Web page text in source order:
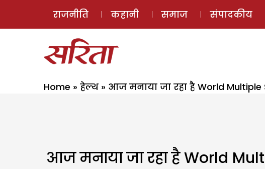
राजनीति कहानी समाज संपादकीय
Home » हेल्थ » आज मनाया जा रहा है World
आज मनाया जा रहा है World